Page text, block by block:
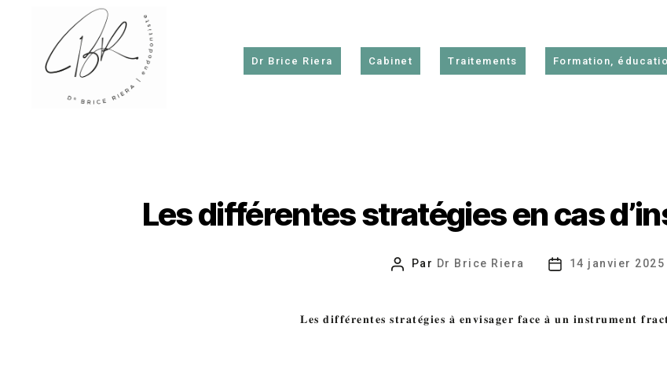
Dr Brice Riera Cabinet Traitements Formation,
Les différentes stratégies en cas
Auteur
Par Dr Brice Riera
Date14 janvier 2025
𝐋𝐞𝐬 𝐝𝐢𝐟𝐟𝐞́𝐫𝐞𝐧𝐭𝐞𝐬 𝐬𝐭𝐫𝐚𝐭𝐞́𝐠𝐢𝐞𝐬 𝐚̀ 𝐞𝐧𝐯𝐢𝐬𝐚𝐠𝐞𝐫 𝐟𝐚𝐜𝐞 𝐚̀ 𝐮𝐧 𝐢𝐧𝐬𝐭𝐫𝐮𝐦𝐞𝐧𝐭